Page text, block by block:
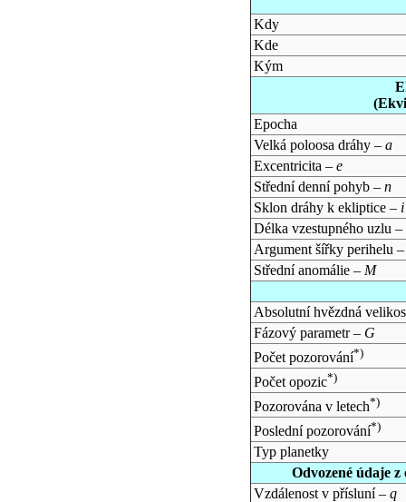
Kdy
Kde
Kým
Epocha
Velká poloosa dráhy – a
Excentricita – e
Střední denní pohyb – n
Sklon dráhy k ekliptice – i
Délka vzestupného uzlu –
Argument šířky perihelu
Střední anomálie – M
Absolutní hvězdná
Fázový parametr – G
Počet pozorování*)
Počet opozic*)
Pozorována v letech*)
Poslední pozorování*)
Typ planetky
Odvozené údaje
Vzdálenost v přísluní – q